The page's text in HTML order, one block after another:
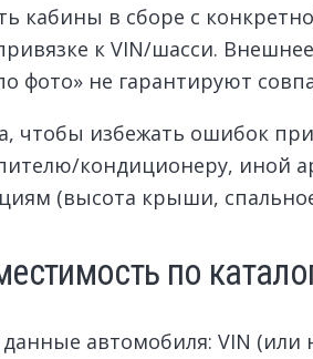
кабины в сборе с
к VIN/шасси.
фото» не гарантируют
чтобы избежать ошибок
кондиционеру, иной
(высота крыши,
по
автомобиля: VIN